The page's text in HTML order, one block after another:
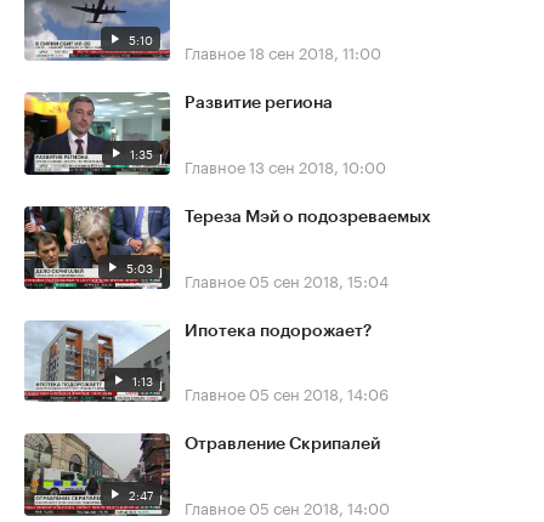
5:10 Главное18 сен 2018, 11:00
1:35
Развитие региона
Главное13 сен 2018, 10:00
5:03
Тереза Мэй о подозреваемых
Главное 05 сен 2018, 15:04
1:13
Ипотека подорожает?
Главное 05 сен 2018, 14:06
2:47
Отравление Скрипалей
Главное 05 сен 2018, 14:00